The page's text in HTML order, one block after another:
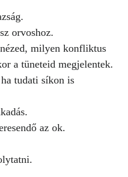
orvoshoz.
milyen konfliktus
a tüneteid megjelentek.
tudati síkon is
az ok.